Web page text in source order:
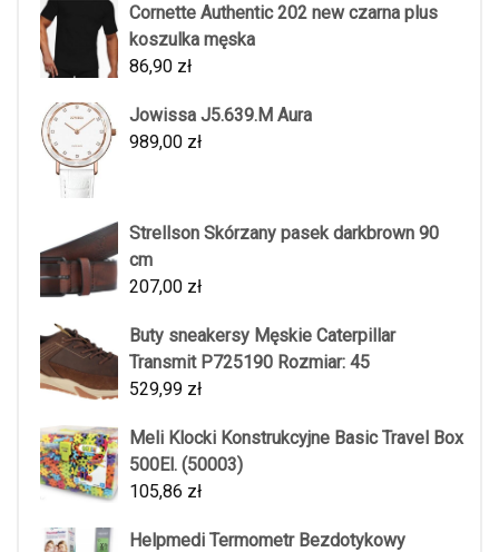
Cornette Authentic 202 new czarna plus
koszulka męska
86,90 zł
Jowissa J5.639.M Aura
989,00 zł
Strellson Skórzany pasek darkbrown 90
cm
207,00 zł
Buty sneakersy Męskie Caterpillar
Transmit P725190 Rozmiar: 45
529,99 zł
Meli Klocki Konstrukcyjne Basic Travel Box
500El. (50003)
105,86 zł
Helpmedi Termometr Bezdotykowy